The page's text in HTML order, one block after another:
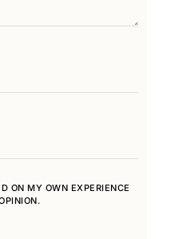
ON MY OWN EXPERIENCE